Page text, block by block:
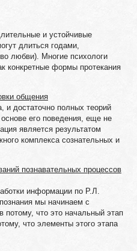
и устойчивые
длиться годами,
любви). Многие психологи
конкретные формы протекания
общения
и достаточно полных теорий
его поведения, еще не
является результатом
комплекса сознательных и
познавательных процессов
информации по Р.Л.
мы начинаем с
потому, что это начальный этап
что элементы этого этапа